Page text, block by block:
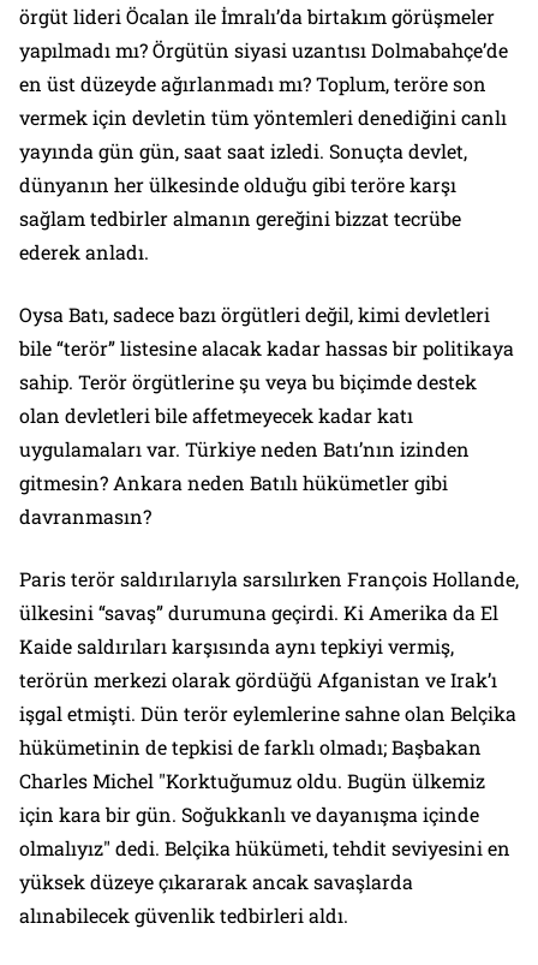
örgüt lideri Öcalan ile İmralı’da birtakım görüşmeler
yapılmadı mı? Örgütün siyasi uzantısı Dolmabahçe’de
en üst düzeyde ağırlanmadı mı? Toplum, teröre son
vermek için devletin tüm yöntemleri denediğini canlı
yayında gün gün, saat saat izledi. Sonuçta devlet,
dünyanın her ülkesinde olduğu gibi teröre karşı
sağlam tedbirler almanın gereğini bizzat tecrübe
ederek anladı.
Oysa Batı, sadece bazı örgütleri değil, kimi devletleri
bile “terör” listesine alacak kadar hassas bir politikaya
sahip. Terör örgütlerine şu veya bu biçimde destek
olan devletleri bile affetmeyecek kadar katı
uygulamaları var. Türkiye neden Batı’nın izinden
gitmesin? Ankara neden Batılı hükümetler gibi
davranmasın?
Paris terör saldırılarıyla sarsılırken François Hollande,
ülkesini “savaş” durumuna geçirdi. Ki Amerika da El
Kaide saldırıları karşısında aynı tepkiyi vermiş,
terörün merkezi olarak gördüğü Afganistan ve Irak’ı
işgal etmişti. Dün terör eylemlerine sahne olan Belçika
hükümetinin de tepkisi de farklı olmadı; Başbakan
Charles Michel "Korktuğumuz oldu. Bugün ülkemiz
için kara bir gün. Soğukkanlı ve dayanışma içinde
olmalıyız" dedi. Belçika hükümeti, tehdit seviyesini en
yüksek düzeye çıkararak ancak savaşlarda
alınabilecek güvenlik tedbirleri aldı.